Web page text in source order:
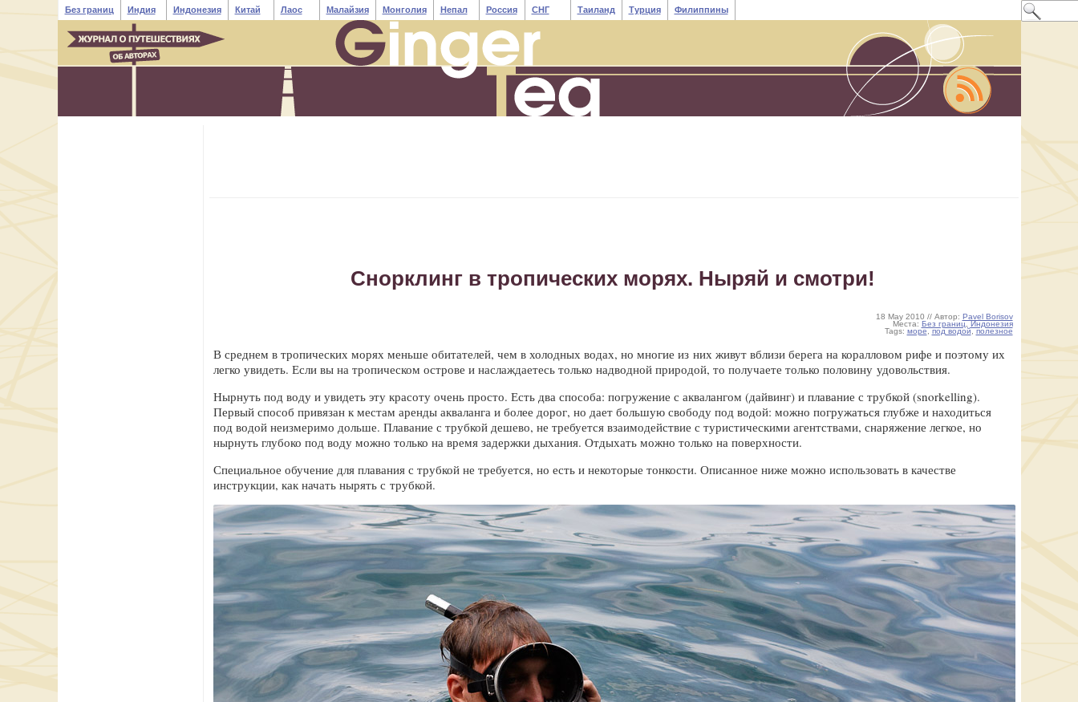
Без границ Индия Индонезия Китай Лаос Малайзия Монголия Непал Россия СНГ Таиланд Турция Филиппины
Снорклинг в тропических морях. Ныряй и смотри!
18 May 2010 // Автор: Pavel Borisov
Места: Без границ,Индонезия
Tags: море,под водой,полезное
В среднем в тропических морях меньше обитателей, чем в холодных водах, но многие из них живут вблизи берега на коралловом рифе и поэтому их
легко увидеть. Если вы на тропическом острове и наслаждаетесь только надводной природой, то получаете только половину удовольствия.
Нырнуть под воду и увидеть эту красоту очень просто. Есть два способа: погружение с аквалангом (дайвинг) и плавание с трубкой (snorkelling).
Первый способ привязан к местам аренды акваланга и более дорог, но дает большую свободу под водой: можно погружаться глубже и находиться
под водой неизмеримо дольше. Плавание с трубкой дешево, не требуется взаимодействие с туристическими агентствами, снаряжение легкое, но
нырнуть глубоко под воду можно только на время задержки дыхания. Отдыхать можно только на поверхности.
Специальное обучение для плавания с трубкой не требуется, но есть и некоторые тонкости. Описанное ниже можно использовать в качестве
инструкции, как начать нырять с трубкой.